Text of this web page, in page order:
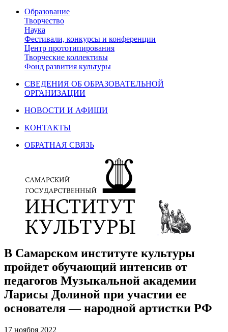
Образование
Творчество
Наука
Фестивали, конкурсы и конференции
Центр прототипирования
Творческие коллективы
Фонд развития культуры
СВЕДЕНИЯ ОБ ОБРАЗОВАТЕЛЬНОЙ
ОРГАНИЗАЦИИ
НОВОСТИ И АФИШИ
КОНТАКТЫ
ОБРАТНАЯ СВЯЗЬ
В Самарском институте культуры
пройдет обучающий интенсив от
педагогов Музыкальной академии
Ларисы Долиной при участии ее
основателя — народной артистки РФ
17 ноября 2022